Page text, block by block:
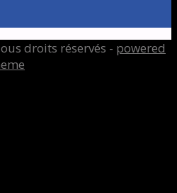
droits réservés - powered